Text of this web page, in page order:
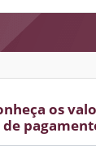
os
de